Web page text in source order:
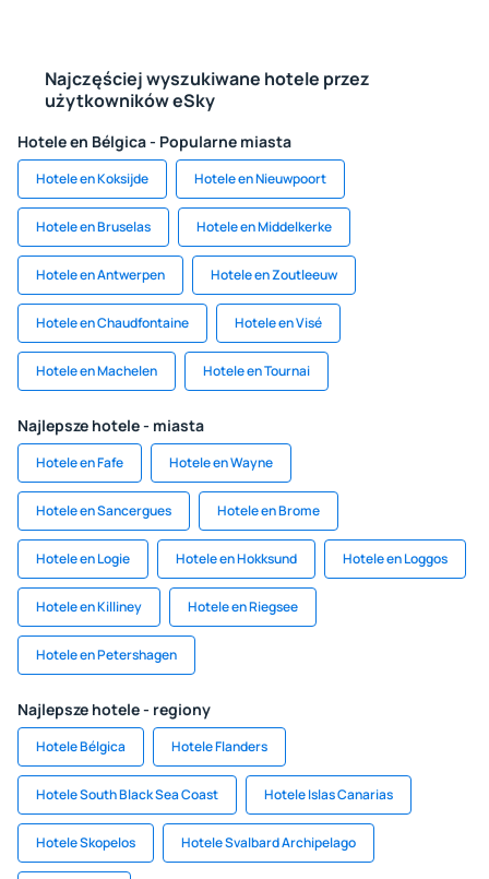
Najczęściej wyszukiwane hotele przez
użytkowników eSky
Hotele en Bélgica - Popularne miasta
Hotele en Koksijde Hotele en Nieuwpoort
Hotele en Bruselas Hotele en Middelkerke
Hotele en Antwerpen Hotele en Zoutleeuw
Hotele en Chaudfontaine Hotele en Visé
Hotele en Machelen Hotele en Tournai
Najlepsze hotele - miasta
Hotele en Fafe Hotele en Wayne
Hotele en Sancergues Hotele en Brome
Hotele en Logie Hotele en Hokksund Hotele en Loggos
Hotele en Killiney Hotele en Riegsee
Hotele en Petershagen
Najlepsze hotele - regiony
Hotele Bélgica Hotele Flanders
Hotele South Black Sea Coast Hotele Islas Canarias
Hotele Skopelos Hotele Svalbard Archipelago